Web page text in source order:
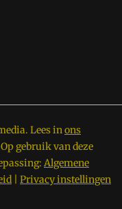
Lees inons
gebruik van deze
Algemene
Privacy instellingen